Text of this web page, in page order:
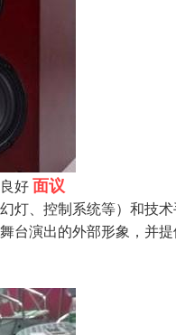
好面议
灯、控制系统等）和技
台演出的外部形象，并